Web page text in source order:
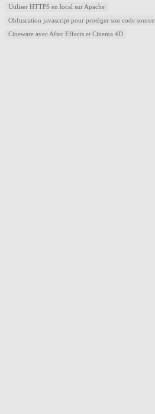
Utiliser HTTPS en local sur Apache
Obfuscation javascript pour protéger son code source
Cineware avec After Effects et Cinema 4D